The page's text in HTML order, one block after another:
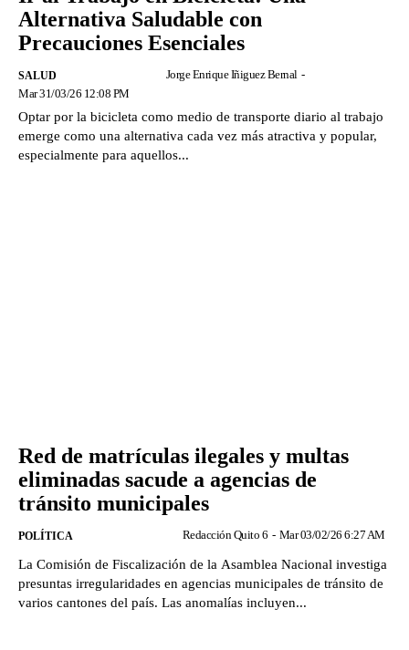
Alternativa Saludable con
Precauciones Esenciales
SALUD Jorge Enrique Iñiguez Bernal -
Mar 31/03/26 12:08 PM
Optar por la bicicleta como medio de transporte diario al trabajo
emerge como una alternativa cada vez más atractiva y popular,
especialmente para aquellos...
Red de matrículas ilegales y multas
eliminadas sacude a agencias de
tránsito municipales
POLÍTICA Redacción Quito 6 - Mar 03/02/26 6:27 AM
La Comisión de Fiscalización de la Asamblea Nacional investiga
presuntas irregularidades en agencias municipales de tránsito de
varios cantones del país. Las anomalías incluyen...